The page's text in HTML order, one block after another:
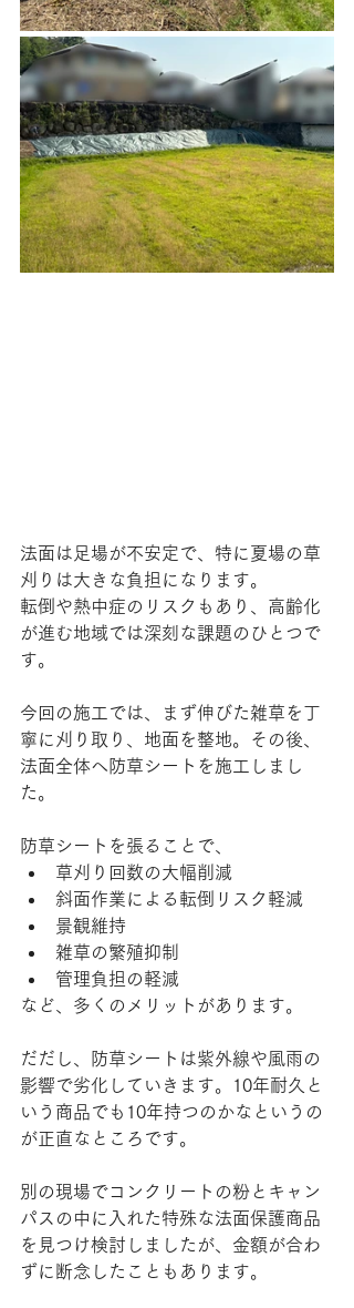
法面は足場が不安定で、特に夏場の草
刈りは大きな負担になります。
転倒や熱中症のリスクもあり、高齢化
が進む地域では深刻な課題のひとつで
す。
今回の施工では、まず伸びた雑草を丁
寧に刈り取り、地面を整地。その後、
法面全体へ防草シートを施工しまし
た。
防草シートを張ることで、
草刈り回数の大幅削減
斜面作業による転倒リスク軽減
景観維持
雑草の繁殖抑制
管理負担の軽減
など、多くのメリットがあります。
だだし、防草シートは紫外線や風雨の
影響で劣化していきます。10年耐久と
いう商品でも10年持つのかなというの
が正直なところです。
別の現場でコンクリートの粉とキャン
パスの中に入れた特殊な法面保護商品
を見つけ検討しましたが、金額が合わ
ずに断念したこともあります。